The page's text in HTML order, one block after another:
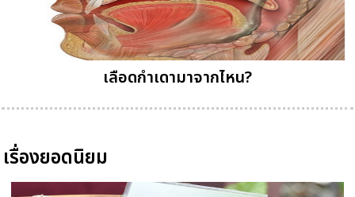
เลือดกำเดามาจากไหน?
เรื่องยอดนิยม